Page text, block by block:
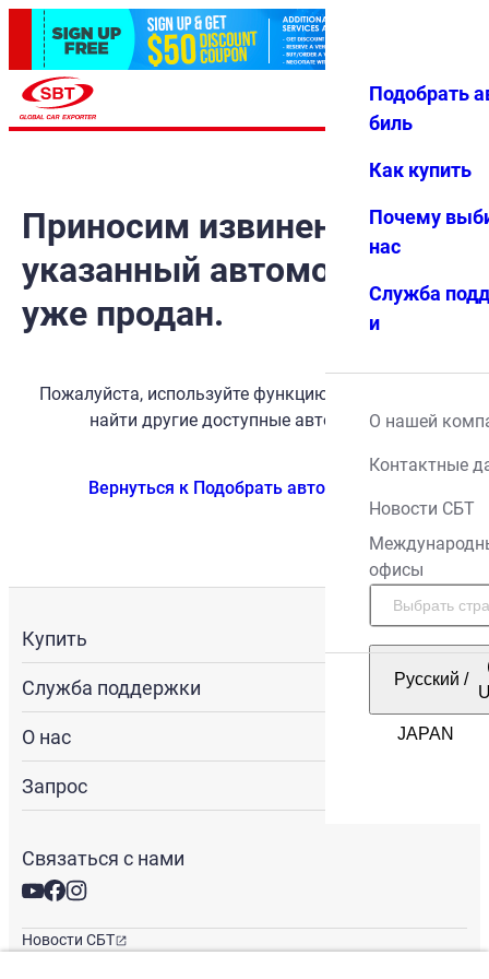
Избранн
Меню
Подобрать
биль
Как купить
Почему
нас
Служба
и
О нашей
Контактные
Новости СБТ
офисы
Русский /
Приносим извинения, но
указанный автомобиль
уже продан.
Пожалуйста, используйте функцию поиска, чтобы
найти другие доступные автомобили.
Вернуться к Подобрать автомобиль
Купить
Служба поддержки
О нас
Запрос
Связаться с нами
Новости СБТ